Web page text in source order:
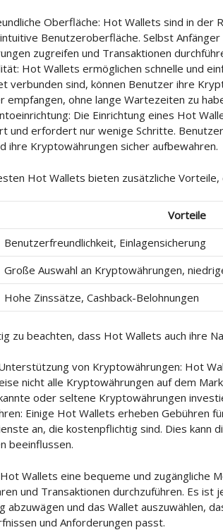
Oberfläche: Hot Wallets sind in der
Benutzeroberfläche. Selbst Anfänger
zugreifen und Transaktionen
Hot Wallets ermöglichen schnelle und
verbunden sind, können Benutzer ihre
empfangen, ohne lange Wartezeiten zu
Die Einrichtung eines Hot
und erfordert nur wenige Schritte.
ihre Kryptowährungen sicher aufbewahren.
Hot Wallets bieten zusätzliche
Vorteile
Benutzerfreundlichkeit, Einlagensicherung
Große Auswahl an Kryptowährungen,
Hohe Zinssätze, Cashback-Belohnungen
zu beachten, dass Hot Wallets auch ihre
von Kryptowährungen: Hot
nicht alle Kryptowährungen auf dem
oder seltene Kryptowährungen
Einige Hot Wallets erheben Gebühren
an, die kostenpflichtig sind. Dies kann
beeinflussen.
Wallets eine bequeme und zugängliche
und Transaktionen durchzuführen. Es ist
abzuwägen und das Wallet auszuwählen,
und Anforderungen passt.